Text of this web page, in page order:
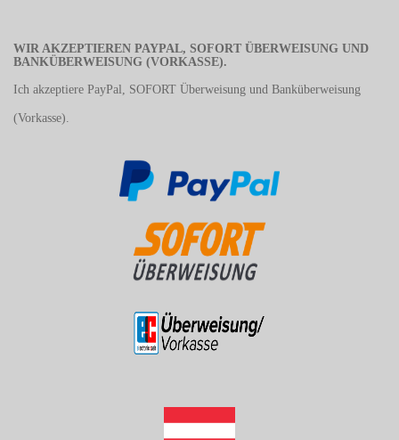
WIR AKZEPTIEREN PAYPAL, SOFORT ÜBERWEISUNG UND
BANKÜBERWEISUNG (VORKASSE).
Ich akzeptiere PayPal, SOFORT Überweisung und Banküberweisung
(Vorkasse).